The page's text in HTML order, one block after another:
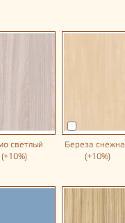
светлый
(+10%)
Береза
(+10%)